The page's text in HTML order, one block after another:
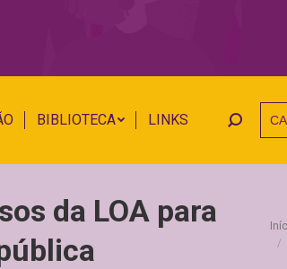
BIBLIOTECA LINKS Search:
da LOA para